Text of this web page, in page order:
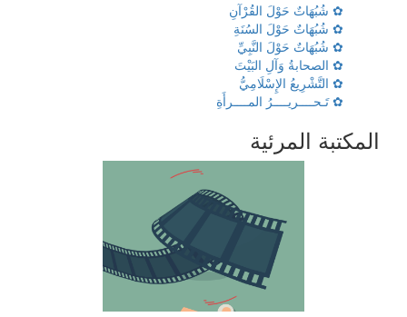
✿ شُبُهَاتٌ حَوْلَ القُرْآنِ
✿ شُبُهَاتٌ حَوْلَ السُنَةِ
✿ شُبُهَاتٌ حَوْلَ النَّبِيِّ
✿ الصحابةُ وَآلِ البَيْتَ
✿ التَّشْرِيعُ الإِسْلَامِيُّ
✿ تَـحــــريــــرُ المــــرأَةِ
المكتبة المرئية